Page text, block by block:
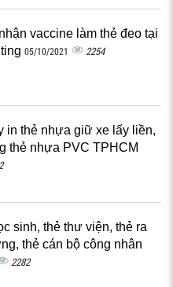
vaccine làm thẻ đeo tại
05/10/2021 2254
in thẻ nhựa giữ xe lấy liền,
thẻ nhựa PVC TPHCM
sinh, thẻ thư viện, thẻ ra
thẻ cán bộ công nhân
2282